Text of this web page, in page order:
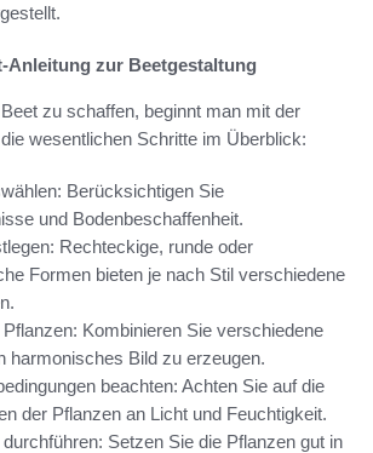
zur Beetgestaltung
zu schaffen, beginnt man mit der
wesentlichen Schritte im Überblick:
Berücksichtigen Sie
und Bodenbeschaffenheit.
Rechteckige, runde oder
Formen bieten je nach Stil verschiedene
Kombinieren Sie verschiedene
harmonisches Bild zu erzeugen.
beachten: Achten Sie auf die
der Pflanzen an Licht und Feuchtigkeit.
Setzen Sie die Pflanzen gut in